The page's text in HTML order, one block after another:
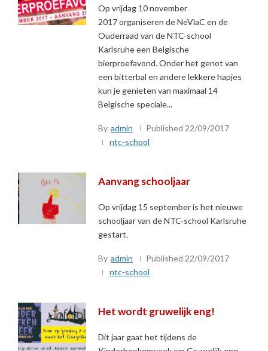
Op vrijdag 10 november
2017 organiseren de NeVlaC en de
Ouderraad van de NTC-school
Karlsruhe een Belgische
bierproefavond. Onder het genot van
een bitterbal en andere lekkere hapjes
kun je genieten van maximaal 14
Belgische speciale...
By admin Published 22/09/2017
ntc-school
Aanvang schooljaar
Op vrijdag 15 september is het nieuwe
schooljaar van de NTC-school Karlsruhe
gestart.
By admin Published 22/09/2017
ntc-school
Het wordt gruwelijk eng!
Dit jaar gaat het tijdens de